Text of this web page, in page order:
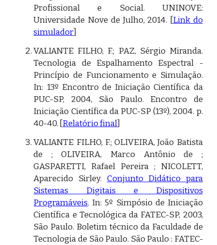
Profissional e Social. UNINOVE:
Universidade Nove de Julho, 2014. [Link do
simulador]
VALIANTE FILHO, F.; PAZ, Sérgio Miranda.
Tecnologia de Espalhamento Espectral -
Princípio de Funcionamento e Simulação.
In: 13º Encontro de Iniciação Científica da
PUC-SP, 2004, São Paulo. Encontro de
Iniciação Científica da PUC-SP (13º), 2004. p.
40-40. [ Relatório final
VALIANTE FILHO, F.; OLIVEIRA, João Batista
de ; OLIVEIRA, Marco Antônio de ;
GASPARETTI, Rafael Pereira ; NICOLETT,
Aparecido Sirley. Conjunto Didático para
Sistemas Digitais e Dispositivos
Programáveis. In: 5º Simpósio de Iniciação
Científica e Tecnológica da FATEC-SP, 2003,
São Paulo. Boletim técnico da Faculdade de
Tecnologia de São Paulo. São Paulo : FATEC-